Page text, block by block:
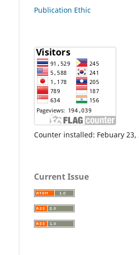
Publication Ethic
Counter installed: Febuary 23,
Current Issue